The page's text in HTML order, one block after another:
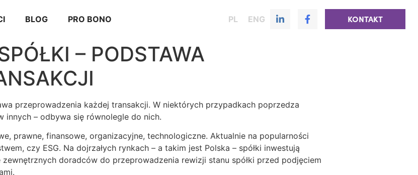
BLOG PRO BONO PL ENG KONTAKT
– PODSTAWA
przeprowadzenia każdej transakcji. W niektórych przypadkach poprzedza
innych – odbywa się równolegle do nich.
prawne, finansowe, organizacyjne, technologiczne. Aktualnie na popularności
czy ESG. Na dojrzałych rynkach – a takim jest Polska – spółki inwestują
doradców do przeprowadzenia rewizji stanu spółki przed podjęciem